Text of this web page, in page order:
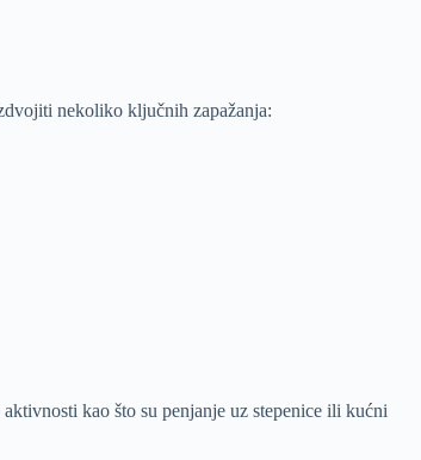
nekoliko ključnih zapažanja:
kao što su penjanje uz stepenice ili kućni